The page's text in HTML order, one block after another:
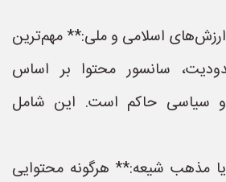
اسلامی و ملی:** مهم‌ترین
سانسور محتوا بر اساس
و سیاسی حاکم است. این شامل
مذهب شیعه:** هرگونه محتوایی